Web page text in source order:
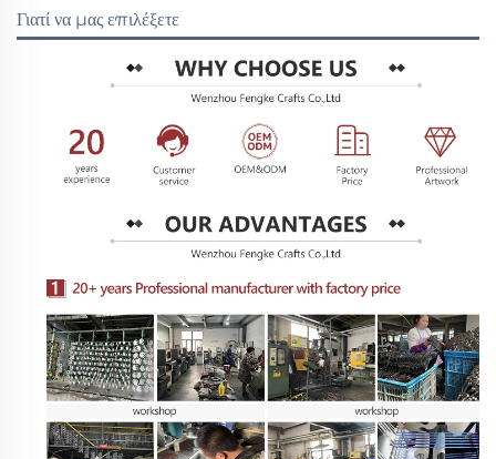
Γιατί να μας επιλέξετε